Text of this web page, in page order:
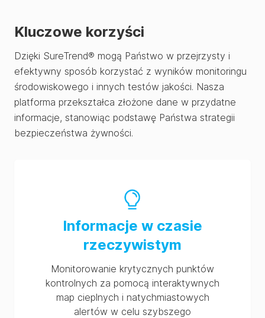
Kluczowe korzyści
Dzięki SureTrend® mogą Państwo w przejrzysty i
efektywny sposób korzystać z wyników monitoringu
środowiskowego i innych testów jakości. Nasza
platforma przekształca złożone dane w przydatne
informacje, stanowiąc podstawę Państwa strategii
bezpieczeństwa żywności.
Informacje w czasie
rzeczywistym
Monitorowanie krytycznych punktów
kontrolnych za pomocą interaktywnych
map cieplnych i natychmiastowych
alertów w celu szybszego